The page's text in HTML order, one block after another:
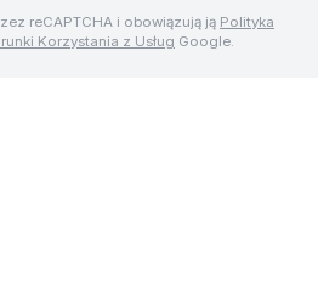
reCAPTCHA i obowiązują ją Polityka
Korzystania z Usług Google.